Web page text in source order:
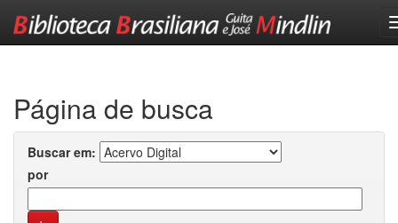
Página de busca
Buscar em:
por